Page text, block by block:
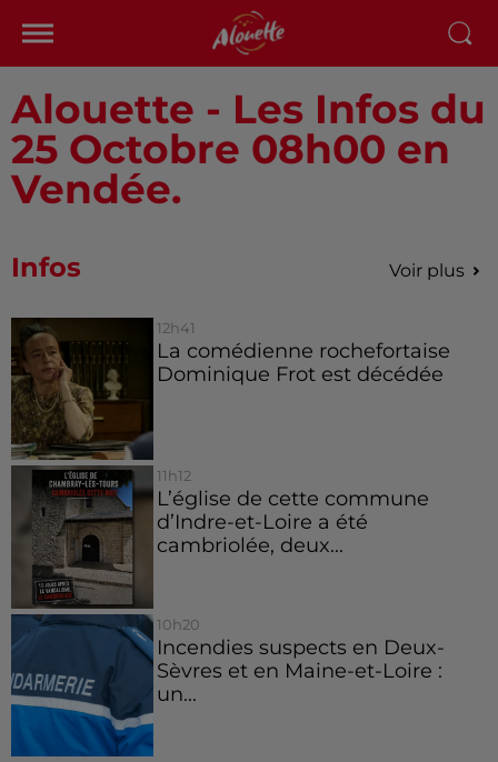
Alouette - Les Infos du
25 Octobre 08h00 en
Vendée.
Infos Voir plus
12h41
La comédienne rochefortaise
Dominique Frot est décédée
11h12
L’église de cette commune
d’Indre-et-Loire a été
cambriolée, deux...
10h20
Incendies suspects en Deux-
Sèvres et en Maine-et-Loire :
un...